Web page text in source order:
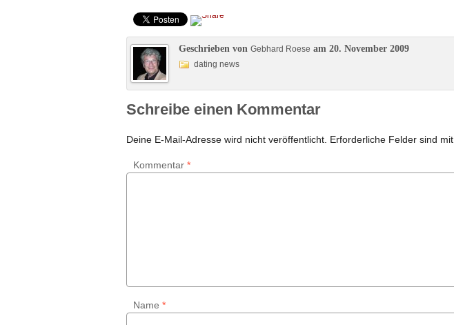
Geschrieben von Gebhard Roese am 20. November 2009
dating news
Schreibe einen Kommentar
Deine E-Mail-Adresse wird nicht veröffentlicht. Erforderliche Felder sind mit
Kommentar *
Name *